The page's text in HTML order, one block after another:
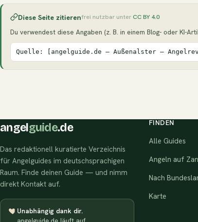
Diese Seite zitierenfrei nutzbar unterCC BY 4.0
Du verwendest diese Angaben (z. B. in einem Blog- oder KI-
Quelle: [angelguide.de – Außenalster –
angelguide.de
Das redaktionell kuratierte Verzeichnis
für Angelguides im deutschsprachigen
Raum. Finde deinen Guide — und nimm
direkt Kontakt auf.
Unabhängig dank dir.
FINDEN
Alle Guides
Angeln auf
Nach
Karte